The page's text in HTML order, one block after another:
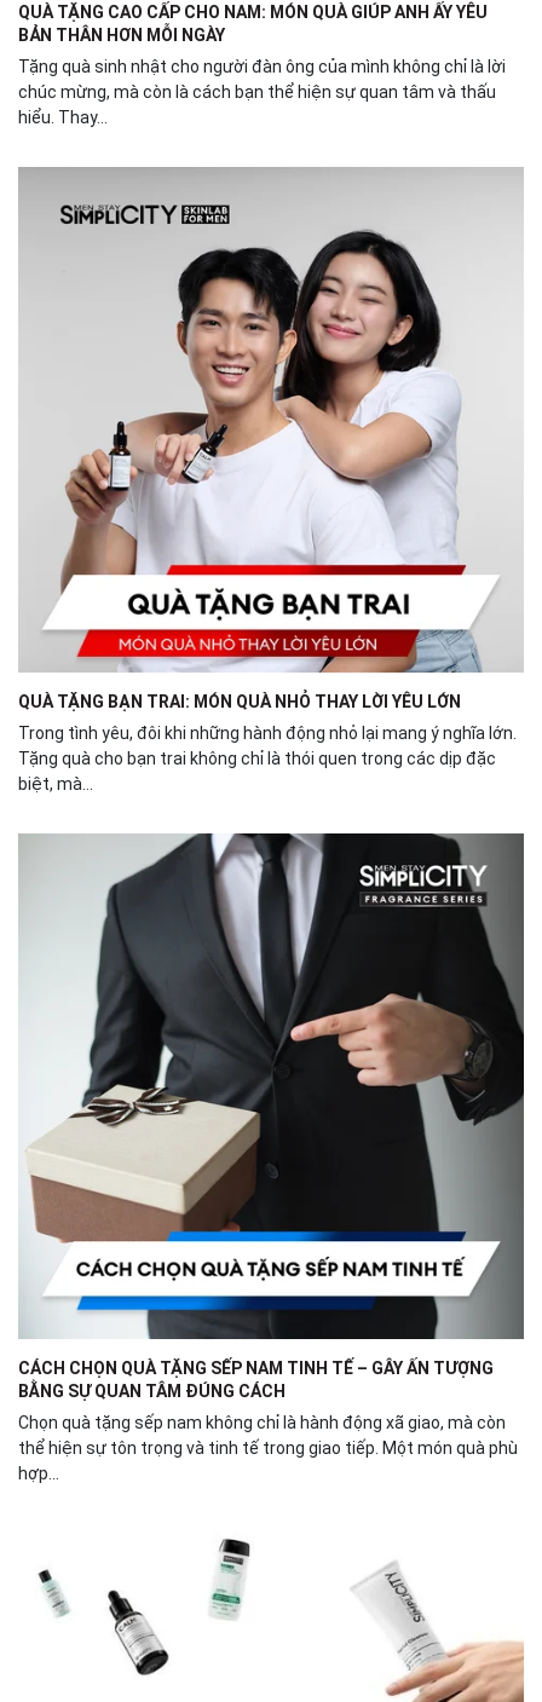
QUÀ TẶNG CAO CẤP CHO NAM: MÓN QUÀ GIÚP ANH ẤY YÊU
BẢN THÂN HƠN MỖI NGÀY
Tặng quà sinh nhật cho người đàn ông của mình không chỉ là lời
chúc mừng, mà còn là cách bạn thể hiện sự quan tâm và thấu
hiểu. Thay...
QUÀ TẶNG BẠN TRAI: MÓN QUÀ NHỎ THAY LỜI YÊU LỚN
Trong tình yêu, đôi khi những hành động nhỏ lại mang ý nghĩa lớn.
Tặng quà cho bạn trai không chỉ là thói quen trong các dịp đặc
biệt, mà...
CÁCH CHỌN QUÀ TẶNG SẾP NAM TINH TẾ – GÂY ẤN TƯỢNG
BẰNG SỰ QUAN TÂM ĐÚNG CÁCH
Chọn quà tặng sếp nam không chỉ là hành động xã giao, mà còn
thể hiện sự tôn trọng và tinh tế trong giao tiếp. Một món quà phù
hợp...